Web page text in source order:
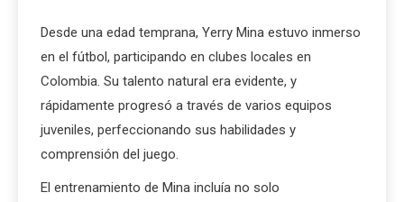
Desde una edad temprana, Yerry Mina estuvo inmerso
en el fútbol, participando en clubes locales en
Colombia. Su talento natural era evidente, y
rápidamente progresó a través de varios equipos
juveniles, perfeccionando sus habilidades y
comprensión del juego.
El entrenamiento de Mina incluía no solo